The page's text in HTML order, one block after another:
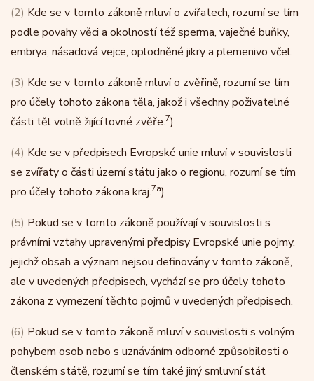
(2) Kde se v tomto zákoně mluví o zvířatech, rozumí se tím
podle povahy věci a okolností též sperma, vaječné buňky,
embrya, násadová vejce, oplodněné jikry a plemenivo včel.
(3) Kde se v tomto zákoně mluví o zvěřině, rozumí se tím
pro účely tohoto zákona těla, jakož i všechny poživatelné
části těl volně žijící lovné zvěře.7)
(4) Kde se v předpisech Evropské unie mluví v souvislosti
se zvířaty o části území státu jako o regionu, rozumí se tím
pro účely tohoto zákona kraj.7a)
(5) Pokud se v tomto zákoně používají v souvislosti s
právními vztahy upravenými předpisy Evropské unie pojmy,
jejichž obsah a význam nejsou definovány v tomto zákoně,
ale v uvedených předpisech, vychází se pro účely tohoto
zákona z vymezení těchto pojmů v uvedených předpisech.
(6) Pokud se v tomto zákoně mluví v souvislosti s volným
pohybem osob nebo s uznáváním odborné způsobilosti o
členském státě, rozumí se tím také jiný smluvní stát